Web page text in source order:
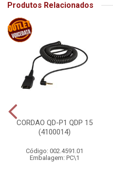
Produtos Relacionados
CORDAO QD-P1 QDP 15
(4100014)
Código: 002.4591.01
Embalagem: PC\1